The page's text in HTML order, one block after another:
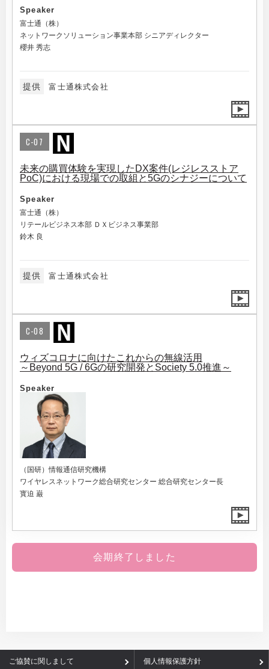
Speaker
富士通（株）
ネットワークソリューション事業本部 シニアディレクター
櫻井 秀志
提供 富士通株式会社
C-07
未来の購買体験を実現したDX案件(レジレスストア
PoC)における現場での取組と5Gのシナジーについて
Speaker
富士通（株）
リテールビジネス本部 ＤＸビジネス事業部
鈴木 良
提供 富士通株式会社
C-08
ウィズコロナに向けたこれからの無線活用
～Beyond 5G / 6Gの研究開発とSociety 5.0推進～
Speaker
（国研）情報通信研究機構
ワイヤレスネットワーク総合研究センター 総合研究センター長
寳迫 巌
会期終了しました
ご協賛に関しまして 個人情報保護方針